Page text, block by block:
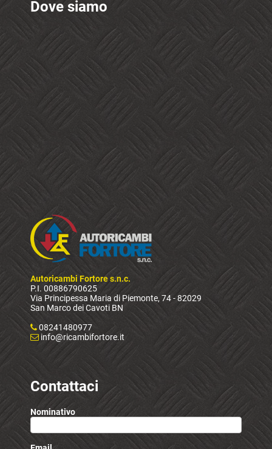
Dove siamo
Autoricambi Fortore s.n.c.
P.I. 00886790625
Via Principessa Maria di Piemonte, 74 - 82029
San Marco dei Cavoti BN
08241480977
info@ricambifortore.it
Contattaci
Nominativo